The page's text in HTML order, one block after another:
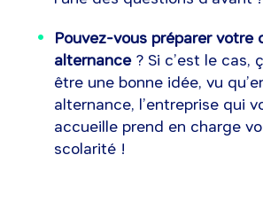
Pouvez-vous préparer votre
alternance ? Si c’est le cas,
être une bonne idée, vu
alternance, l’entreprise qui
accueille prend en charge
scolarité !